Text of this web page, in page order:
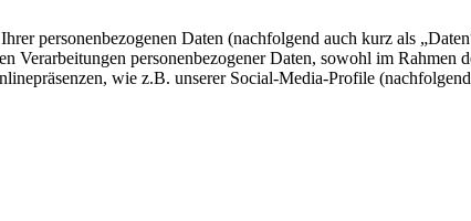
personenbezogenen Daten (nachfolgend auch kurz als
personenbezogener Daten, sowohl im Rahmen
wie z.B. unserer Social-Media-Profile